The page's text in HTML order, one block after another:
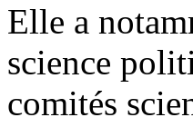
Elle a
science
comités